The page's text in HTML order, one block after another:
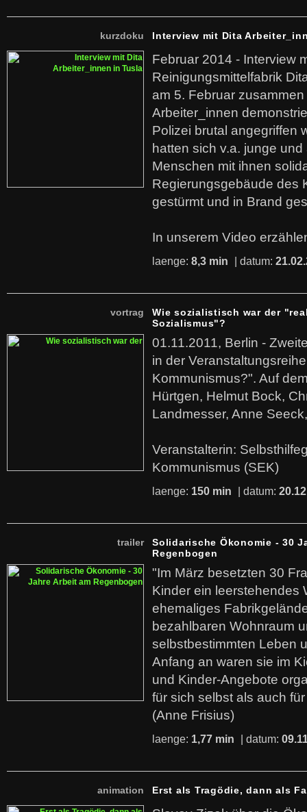
kurzdoku Interview mit Dita
Februar 2014 - Interview
Reinigungsmittelfabrik
am 5. Februar
Arbeiter_innen
Polizei brutal angegriffen
hatten sich v.a. junge
Menschen mit ihnen
Regierungsgebäude des
gestürmt und in Brand
In unserem Video
laenge: 8,3 min | datum:
vortrag
Wie sozialistisch war der
Sozialismus"?
01.11.2011, Berlin -
in der
Kommunismus?". Auf
Hürtgen, Helmut Bock,
Landmesser, Anne
Veranstalterin:
Kommunismus (SEK)
laenge: 150 min | datum:
trailer
Solidarische Ökonomie - 30
Regenbogen
"Im März besetzten 30
Kinder ein leerstehendes
ehemaliges
bezahlbaren Wohnraum
selbstbestimmten Leben
Anfang an waren sie im
und Kinder-Angebote
für sich selbst als auch
(Anne Frisius)
laenge: 1,77 min | datum:
animation Erst als Tragödie, dann als